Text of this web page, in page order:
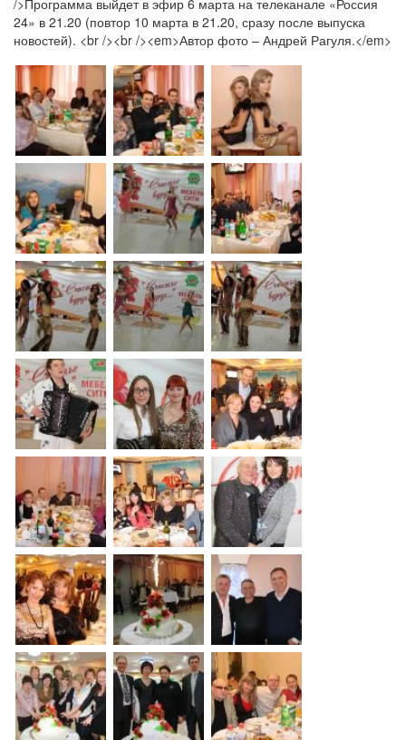
/>Программа выйдет в эфир 6 марта на телеканале «Россия
24» в 21.20 (повтор 10 марта в 21.20, сразу после выпуска
новостей). <br /><br /><em>Автор фото – Андрей Рагуля.</em>